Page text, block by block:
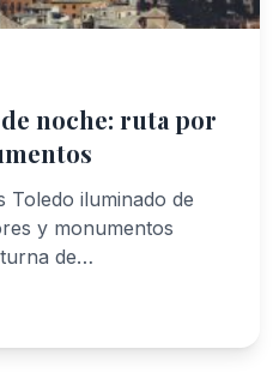
noche: ruta por
Toledo iluminado de
y monumentos
de…